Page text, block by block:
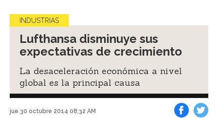
INDUSTRIAS
Lufthansa disminuye sus
expectativas de crecimiento
La desaceleración económica a nivel
global es la principal causa
jue 30 octubre 2014 08:32 AM